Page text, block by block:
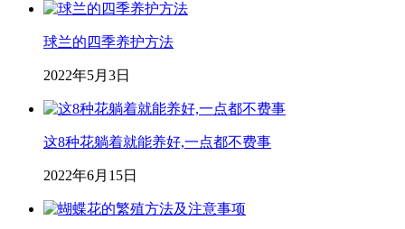
球兰的四季养护方法
2022年5月3日
这8种花躺着就能养好,一点都不费事
2022年6月15日